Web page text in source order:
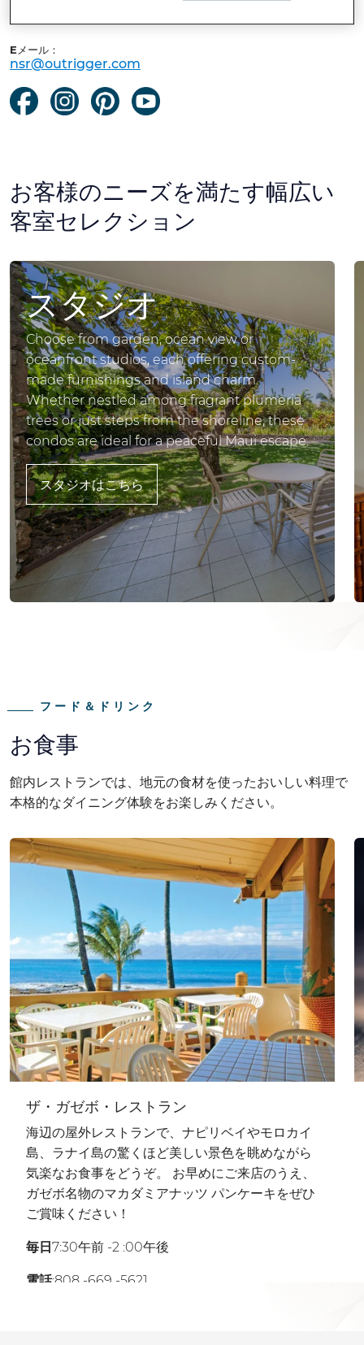
Eメール：
nsr@outrigger.com
お客様のニーズを満たす幅広い
客室セレクション
スタジオ
Choose from garden, ocean view or
oceanfront studios, each offering custom-
made furnishings and island charm.
Whether nestled among fragrant plumeria
trees or just steps from the shoreline, these
condos are ideal for a peaceful Maui escape.
スタジオはこちら
フード＆ドリンク
お食事
館内レストランでは、地元の食材を使ったおいしい料理で
本格的なダイニング体験をお楽しみください。
ザ・ガゼボ・レストラン
海辺の屋外レストランで、ナピリベイやモロカイ
島、ラナイ島の驚くほど美しい景色を眺めながら
気楽なお食事をどうぞ。 お早めにご来店のうえ、
ガゼボ名物のマカダミアナッツ パンケーキをぜひ
ご賞味ください！
毎日7:30午前 -2 :00午後
電話:808 -669 -5621